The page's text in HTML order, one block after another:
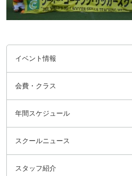
イベント情報
会費・クラス
年間スケジュール
スクールニュース
スタッフ紹介